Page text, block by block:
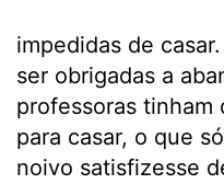
impedidas de
ser obrigadas a
professoras tinham
para casar, o que
noivo satisfizesse